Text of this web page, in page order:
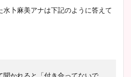
水卜麻美アナは下記のように答えて
聞かれると「付き合ってないで